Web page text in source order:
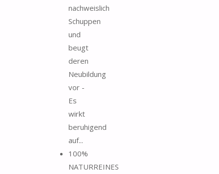
nachweislich
Schuppen
und
beugt
deren
Neubildung
vor -
Es
wirkt
beruhigend
auf...
100%
NATURREINES